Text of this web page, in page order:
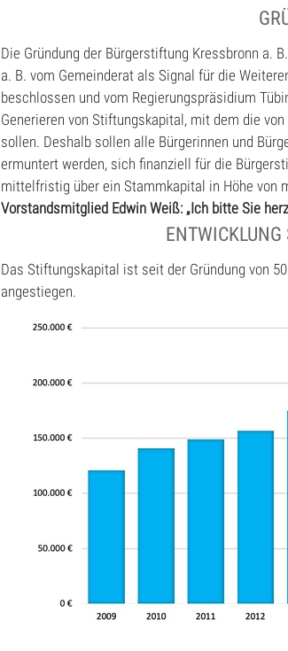
Die Gründung der Bürgerstiftung Kressbronn a.
a. B. vom Gemeinderat als Signal für die
beschlossen und vom Regierungspräsidium
Generieren von Stiftungskapital, mit dem die
sollen. Deshalb sollen alle Bürgerinnen und
ermuntert werden, sich finanziell für die
mittelfristig über ein Stammkapital in Höhe von
Vorstandsmitglied Edwin Weiß: „Ich bitte Sie
Das Stiftungskapital ist seit der Gründung von
angestiegen.